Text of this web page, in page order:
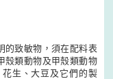
的致敏物，須在配料表
殼類動物及甲殼類動物
生、大豆及它們的製